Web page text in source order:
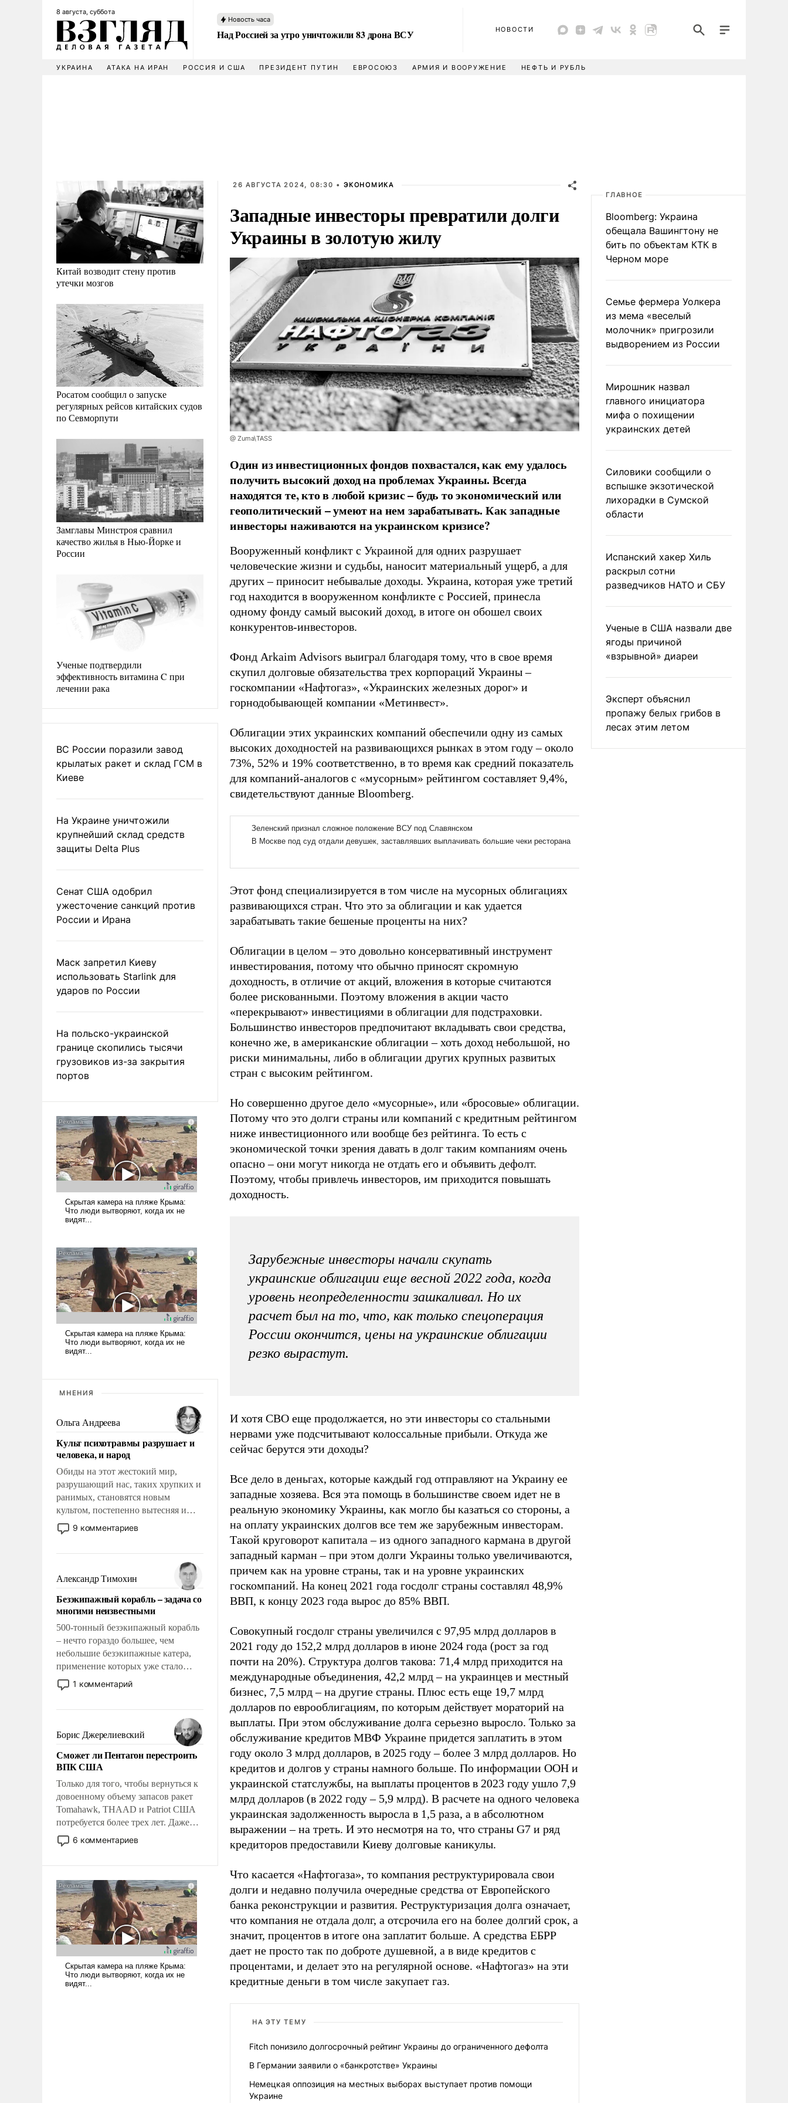
8 августа, суббота
Новость часа
Над Россией за утро уничтожили 83 дрона ВСУ НОВОСТИ
УКРАИНА АТАКА НА ИРАН РОССИЯ И США ПРЕЗИДЕНТ ПУТИН ЕВРОСОЮЗ АРМИЯ И ВООРУЖЕНИЕ НЕФТЬ И РУБЛЬ
Китай возводит стену против
утечки мозгов
Росатом сообщил о запуске
регулярных рейсов китайских судов
по Севморпути
Замглавы Минстроя сравнил
качество жилья в Нью-Йорке и
России
Ученые подтвердили
эффективность витамина C при
лечении рака
ВС России поразили завод
крылатых ракет и склад ГСМ в
Киеве
На Украине уничтожили
крупнейший склад средств
защиты Delta Plus
Сенат США одобрил
ужесточение санкций против
России и Ирана
Маск запретил Киеву
использовать Starlink для
ударов по России
На польско-украинской
границе скопились тысячи
грузовиков из-за закрытия
портов
МНЕНИЯ
Ольга Андреева
Культ психотравмы разрушает и
человека, и народ
Обиды на этот жестокий мир,
разрушающий нас, таких хрупких и
ранимых, становятся новым
культом, постепенно вытесняя и
отменяя традиционное требование к
человеку – быть мужественным и
на себя ответственность, помогать
слабым, идти вперед и
адаптироваться.
9 комментариев
Александр Тимохин
Безэкипажный корабль – задача со
многими неизвестными
500-тонный безэкипажный корабль
– нечто гораздо большее, чем
небольшие безэкипажные катера,
применение которых уже стало
обыденностью. Задача по созданию
такого корабля очень сложна и
реализация радикально поднимет
наши боевые возможности.
1 комментарий
Борис Джерелиевский
Сможет ли Пентагон перестроить
ВПК США
Только для того, чтобы вернуться к
довоенному объему запасов ракет
Tomahawk, THAAD и Patriot США
потребуется более трех лет. Даже
небольшая война с Ираном
опустошила американские
уязвимости США, например, перед
Китаем.
6 комментариев
26 АВГУСТА 2024, 08:30 • ЭКОНОМИКА
Западные инвесторы превратили долги
Украины в золотую жилу
@ Zuma\TASS
Один из инвестиционных фондов похвастался, как ему удалось
получить высокий доход на проблемах Украины. Всегда
находятся те, кто в любой кризис – будь то экономический или
геополитический – умеют на нем зарабатывать. Как западные
инвесторы наживаются на украинском кризисе?
Вооруженный конфликт с Украиной для одних разрушает
человеческие жизни и судьбы, наносит материальный ущерб, а для
других – приносит небывалые доходы. Украина, которая уже третий
год находится в вооруженном конфликте с Россией, принесла
одному фонду самый высокий доход, в итоге он обошел своих
конкурентов-инвесторов.
Фонд Arkaim Advisors выиграл благодаря тому, что в свое время
скупил долговые обязательства трех корпораций Украины –
госкомпании «Нафтогаз», «Украинских железных дорог» и
горнодобывающей компании «Метинвест».
Облигации этих украинских компаний обеспечили одну из самых
высоких доходностей на развивающихся рынках в этом году – около
73%, 52% и 19% соответственно, в то время как средний показатель
для компаний-аналогов с «мусорным» рейтингом составляет 9,4%,
свидетельствуют данные Bloomberg.
Этот фонд специализируется в том числе на мусорных облигациях
развивающихся стран. Что это за облигации и как удается
зарабатывать такие бешеные проценты на них?
Облигации в целом – это довольно консервативный инструмент
инвестирования, потому что обычно приносят скромную
доходность, в отличие от акций, вложения в которые считаются
более рискованными. Поэтому вложения в акции часто
«перекрывают» инвестициями в облигации для подстраховки.
Большинство инвесторов предпочитают вкладывать свои средства,
конечно же, в американские облигации – хоть доход небольшой, но
риски минимальны, либо в облигации других крупных развитых
стран с высоким рейтингом.
Но совершенно другое дело «мусорные», или «бросовые» облигации.
Потому что это долги страны или компаний с кредитным рейтингом
ниже инвестиционного или вообще без рейтинга. То есть с
экономической точки зрения давать в долг таким компаниям очень
опасно – они могут никогда не отдать его и объявить дефолт.
Поэтому, чтобы привлечь инвесторов, им приходится повышать
доходность.
Зарубежные инвесторы начали скупать
украинские облигации еще весной 2022 года, когда
уровень неопределенности зашкаливал. Но их
расчет был на то, что, как только спецоперация
России окончится, цены на украинские облигации
резко вырастут.
И хотя СВО еще продолжается, но эти инвесторы со стальными
нервами уже подсчитывают колоссальные прибыли. Откуда же
сейчас берутся эти доходы?
Все дело в деньгах, которые каждый год отправляют на Украину ее
западные хозяева. Вся эта помощь в большинстве своем идет не в
реальную экономику Украины, как могло бы казаться со стороны, а
на оплату украинских долгов все тем же зарубежным инвесторам.
Такой круговорот капитала – из одного западного кармана в другой
западный карман – при этом долги Украины только увеличиваются,
причем как на уровне страны, так и на уровне украинских
госкомпаний. На конец 2021 года госдолг страны составлял 48,9%
ВВП, к концу 2023 года вырос до 85% ВВП.
Совокупный госдолг страны увеличился с 97,95 млрд долларов в
2021 году до 152,2 млрд долларов в июне 2024 года (рост за год
почти на 20%). Структура долгов такова: 71,4 млрд приходится на
международные объединения, 42,2 млрд – на украинцев и местный
бизнес, 7,5 млрд – на другие страны. Плюс есть еще 19,7 млрд
долларов по еврооблигациям, по которым действует мораторий на
выплаты. При этом обслуживание долга серьезно выросло. Только за
обслуживание кредитов МВФ Украине придется заплатить в этом
году около 3 млрд долларов, в 2025 году – более 3 млрд долларов. Но
кредитов и долгов у страны намного больше. По информации ООН и
украинской статслужбы, на выплаты процентов в 2023 году ушло 7,9
млрд долларов (в 2022 году – 5,9 млрд). В расчете на одного человека
украинская задолженность выросла в 1,5 раза, а в абсолютном
выражении – на треть. И это несмотря на то, что страны G7 и ряд
кредиторов предоставили Киеву долговые каникулы.
Что касается «Нафтогаза», то компания реструктурировала свои
долги и недавно получила очередные средства от Европейского
банка реконструкции и развития. Реструктуризация долга означает,
что компания не отдала долг, а отсрочила его на более долгий срок, а
значит, процентов в итоге она заплатит больше. А средства ЕБРР
дает не просто так по доброте душевной, а в виде кредитов с
процентами, и делает это на регулярной основе. «Нафтогаз» на эти
кредитные деньги в том числе закупает газ.
НА ЭТУ ТЕМУ
Fitch понизило долгосрочный рейтинг Украины до ограниченного дефолта
В Германии заявили о «банкротстве» Украины
Немецкая оппозиция на местных выборах выступает против помощи
Украине
ГЛАВНОЕ
Bloomberg: Украина
обещала Вашингтону не
бить по объектам КТК в
Черном море
Семье фермера Уолкера
из мема «веселый
молочник» пригрозили
выдворением из России
Мирошник назвал
главного инициатора
мифа о похищении
украинских детей
Силовики сообщили о
вспышке экзотической
лихорадки в Сумской
области
Испанский хакер Хиль
раскрыл сотни
разведчиков НАТО и СБУ
Ученые в США назвали две
ягоды причиной
«взрывной» диареи
Эксперт объяснил
пропажу белых грибов в
лесах этим летом